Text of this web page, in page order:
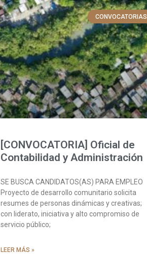
CONVOCATORIAS
[CONVOCATORIA] Oficial de
Contabilidad y Administración
SE BUSCA CANDIDATOS(AS) PARA EMPLEO
Proyecto de desarrollo comunitario solicita
resumes de personas dinámicas y creativas;
con liderato, iniciativa y alto compromiso de
servicio público;
LEER MÁS »